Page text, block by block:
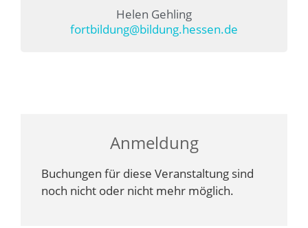
Helen Gehling
fortbildung@bildung.hessen.de
Anmeldung
Buchungen für diese Veranstaltung sind
noch nicht oder nicht mehr möglich.